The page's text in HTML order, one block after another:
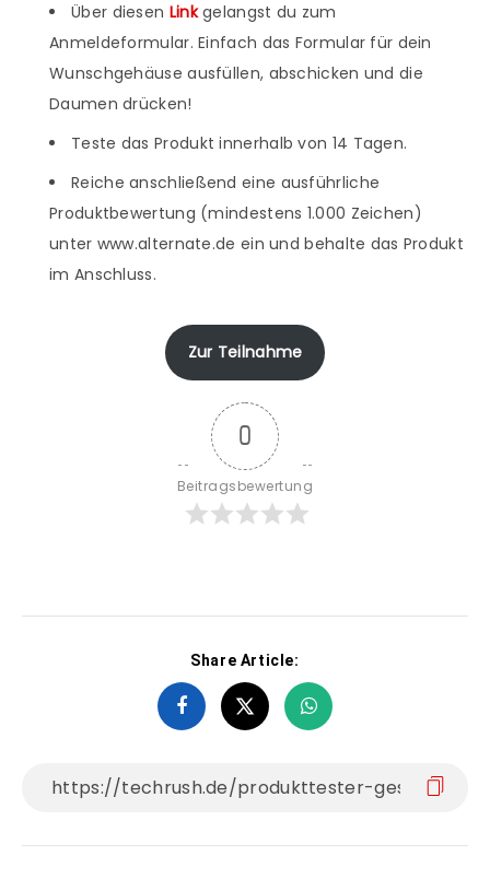
Über diesen Linkgelangst du zum
Anmeldeformular. Einfach das Formular für dein
Wunschgehäuse ausfüllen, abschicken und die
Daumen drücken!
Teste das Produkt innerhalb von 14 Tagen.
Reiche anschließend eine ausführliche
Produktbewertung (mindestens 1.000 Zeichen)
unter www.alternate.de ein und behalte das Produkt
im Anschluss.
Zur Teilnahme
0
Beitragsbewertung
Share Article: